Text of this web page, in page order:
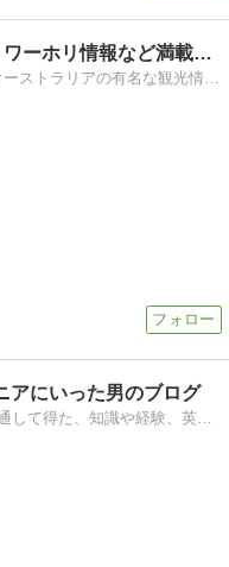
たかこが発信する豪の観光・ワーホリ情報など満載ブログ
南オーストラリアをベースとしてオーストラリアの有名な観光情報やお土産情報、これからワーキングホリデーで オーストラリアへ来たい人のための情報などを書いています。
アにいった男のブログ
2年間のオーストラリアワーホリを通して得た、知識や経験、英語関係のTipsなどをシェアしております。